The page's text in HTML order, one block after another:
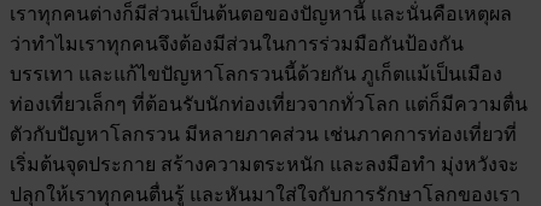
เราทุกคนต่างก็มีส่วนเป็นต้นตอของปัญหานี้ และนั่นคือเหตุผล
ว่าทำไมเราทุกคนจึงต้องมีส่วนในการร่วมมือกันป้องกัน
บรรเทา และแก้ไขปัญหาโลกรวนนี้ด้วยกัน ภูเก็ตแม้เป็นเมือง
ท่องเที่ยวเล็กๆ ที่ต้อนรับนักท่องเที่ยวจากทั่วโลก แต่ก็มีความตื่น
ตัวกับปัญหาโลกรวน มีหลายภาคส่วน เช่นภาคการท่องเที่ยวที่
เริ่มต้นจุดประกาย สร้างความตระหนัก และลงมือทำ มุ่งหวังจะ
ปลุกให้เราทุกคนตื่นรู้ และหันมาใส่ใจกับการรักษาโลกของเรา